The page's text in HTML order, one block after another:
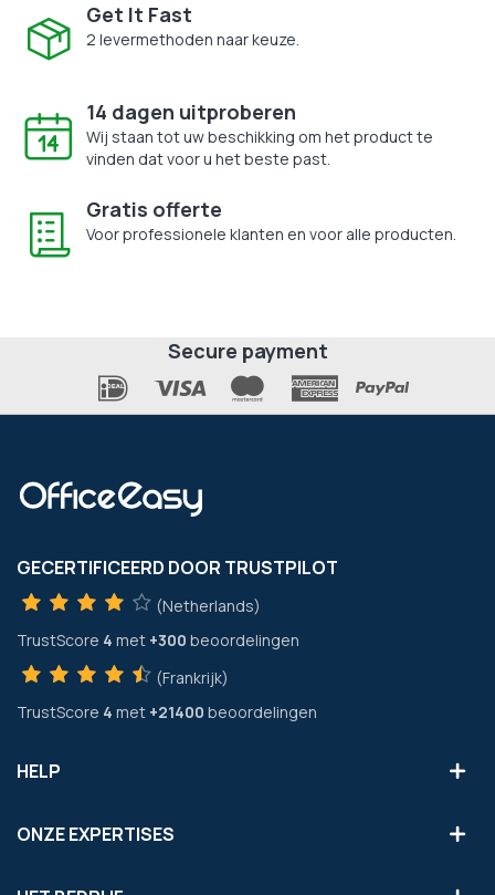
Get It Fast
2 levermethoden naar keuze.
14 dagen uitproberen
Wij staan tot uw beschikking om het product te
vinden dat voor u het beste past.
Gratis offerte
Voor professionele klanten en voor alle producten.
Secure payment
GECERTIFICEERD DOOR TRUSTPILOT
(Netherlands)
TrustScore 4 met +300 beoordelingen
(Frankrijk)
TrustScore 4 met +21400 beoordelingen
HELP
ONZE EXPERTISES